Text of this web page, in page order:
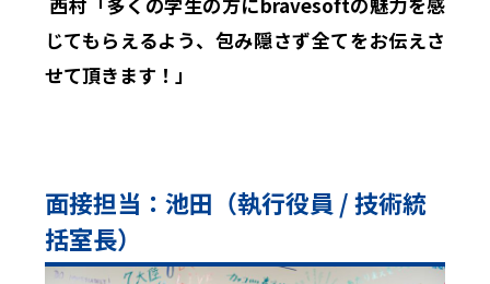
じてもらえるよう、包み隠さず全てをお伝えさ
せて頂きます！」
面接担当：池田（執行役員 / 技術統
括室長）